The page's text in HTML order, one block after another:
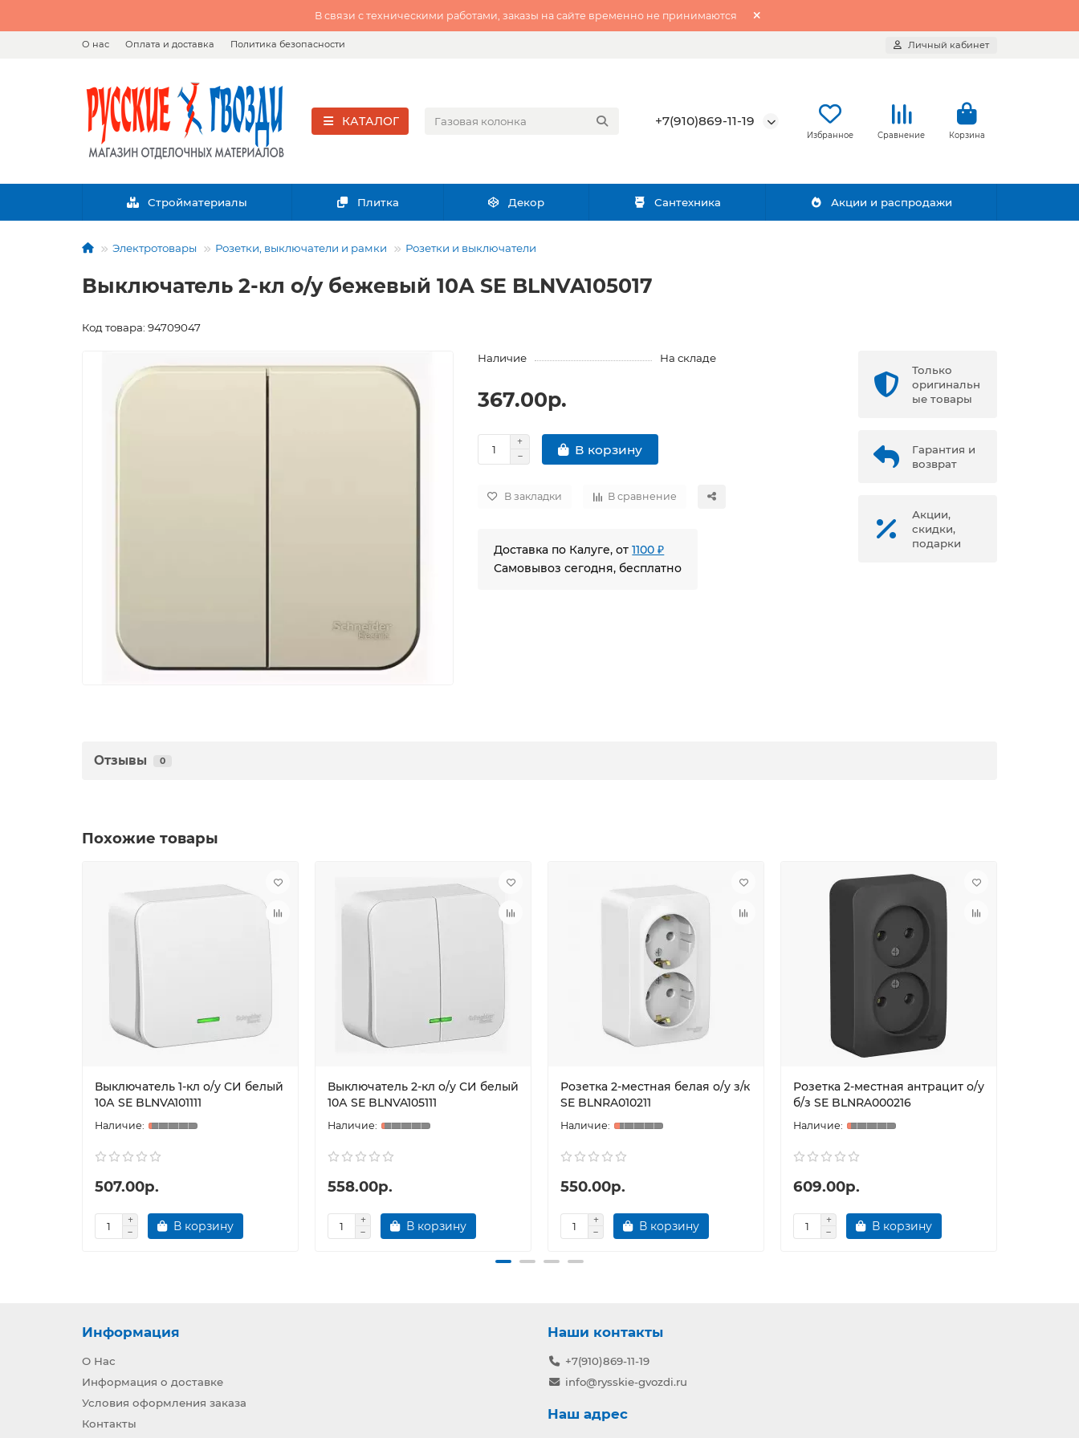
В связи с техническими работами, заказы на сайте временно не принимаются
О нас Оплата и доставка Политика безопасности Личный кабинет
КАТАЛОГ +7(910)869-11-19
Избранное Сравнение Корзина
Стройматериалы Плитка Декор Сантехника Акции и распродажи
Электротовары Розетки, выключатели и рамки Розетки и выключатели
Выключатель 2-кл о/у бежевый 10А SE BLNVA105017
Код товара: 94709047
Наличие На складе
367.00р.
В корзину
В закладки В сравнение
Доставка по Калуге, от1100 ₽
Самовывоз сегодня, бесплатно
Только
оригинальн
ые товары
Гарантия и
возврат
Акции,
скидки,
подарки
Отзывы 0
Похожие товары
Выключатель 1-кл о/у СИ белый
10А SE BLNVA101111
507.00р.
В корзину
Выключатель 2-кл о/у СИ белый
10А SE BLNVA105111
558.00р.
В корзину
Розетка 2-местная белая о/у з/к
SE BLNRA010211
550.00р.
В корзину
Розетка 2-местная антрацит о/у
б/з SE BLNRA000216
609.00р.
В корзину
Информация
О Нас
Информация о доставке
Условия оформления заказа
Контакты
Наши контакты
+7(910)869-11-19
info@rysskie-gvozdi.ru
Наш адрес